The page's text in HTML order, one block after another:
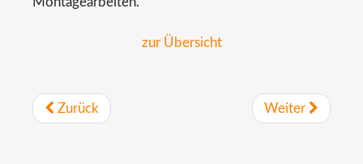
zur Übersicht
Zurück Weiter